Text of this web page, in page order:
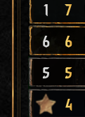
1 7
6 6
5 5
4